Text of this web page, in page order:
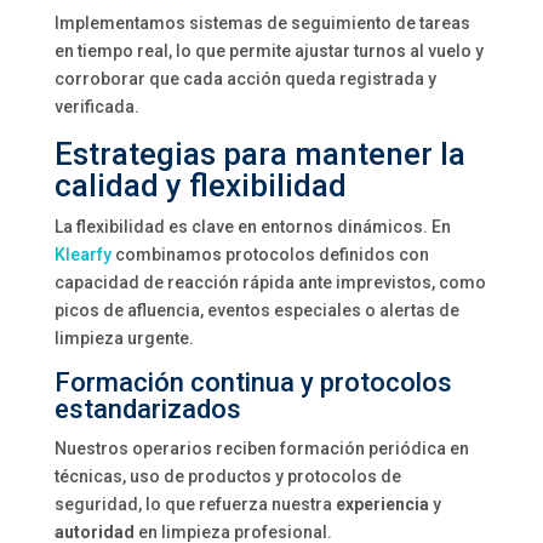
Implementamos sistemas de seguimiento de tareas
en tiempo real, lo que permite ajustar turnos al vuelo y
corroborar que cada acción queda registrada y
verificada.
Estrategias para mantener la
calidad y flexibilidad
La flexibilidad es clave en entornos dinámicos. En
Klearfycombinamos protocolos definidos con
capacidad de reacción rápida ante imprevistos, como
picos de afluencia, eventos especiales o alertas de
limpieza urgente.
Formación continua y protocolos
estandarizados
Nuestros operarios reciben formación periódica en
técnicas, uso de productos y protocolos de
seguridad, lo que refuerza nuestra experiencia y
autoridad en limpieza profesional.